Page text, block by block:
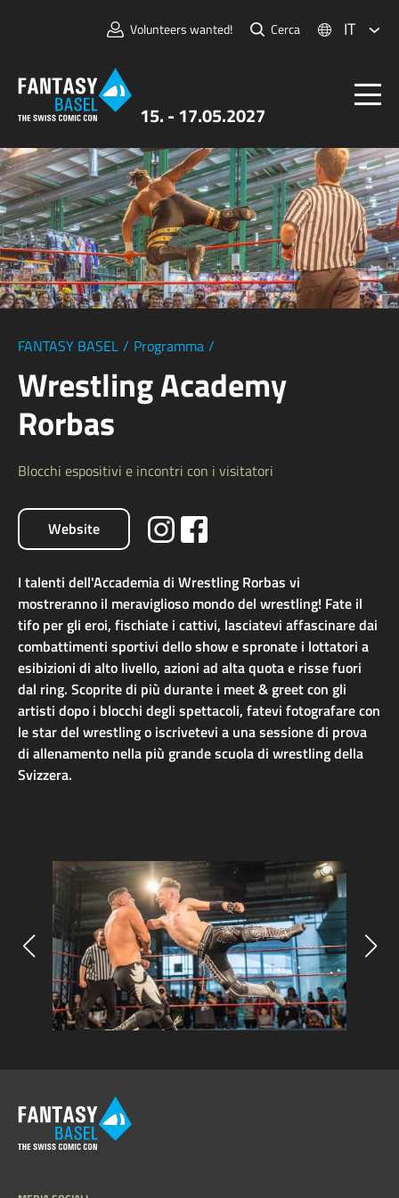
15. - 17.05.2027
Volunteers wanted! Cerca IT
Biglietti
FANTASY BASEL
Informazioni
Per Espositori
Stampa e Media
FANTASY BASEL / Programma /
Wrestling Academy
Rorbas
Blocchi espositivi e incontri con i visitatori
Website
I talenti dell'Accademia di Wrestling Rorbas vi
mostreranno il meraviglioso mondo del wrestling! Fate il
tifo per gli eroi, fischiate i cattivi, lasciatevi affascinare dai
combattimenti sportivi dello show e spronate i lottatori a
esibizioni di alto livello, azioni ad alta quota e risse fuori
dal ring. Scoprite di più durante i meet & greet con gli
artisti dopo i blocchi degli spettacoli, fatevi fotografare con
le star del wrestling o iscrivetevi a una sessione di prova
di allenamento nella più grande scuola di wrestling della
Svizzera.